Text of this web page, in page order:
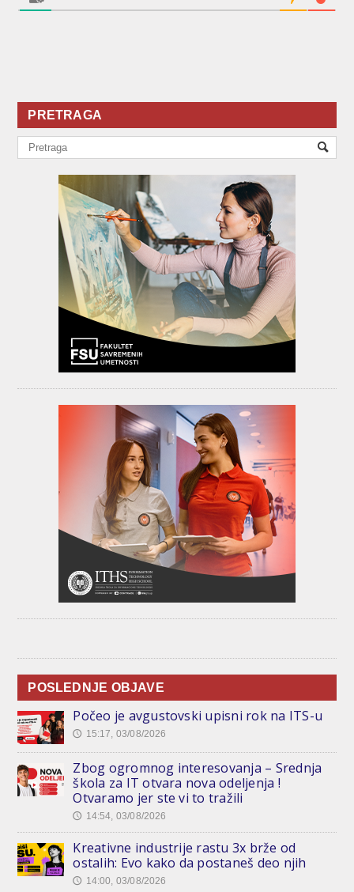
PRETRAGA
POSLEDNJE OBJAVE
Počeo je avgustovski upisni rok na ITS-u
🕔 15:17, 03/08/2026
Zbog ogromnog interesovanja – Srednja
škola za IT otvara nova odeljenja !
Otvaramo jer ste vi to tražili
🕔 14:54, 03/08/2026
Kreativne industrije rastu 3x brže od
ostalih: Evo kako da postaneš deo njih
🕔 14:00, 03/08/2026